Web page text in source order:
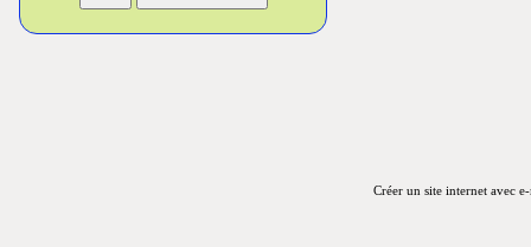
Créer un site internet avec